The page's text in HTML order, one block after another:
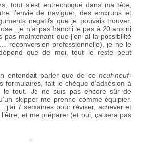
tout s’est entrechoqué dans ma tête,
l’envie de naviguer, des embruns et
négatifs que je pouvais trouver.
: je n’ai pas franchi le pas à 20 ans ni
maintenant que j’en ai la possibilité
reconversion professionnelle), je ne le
que de moi, tout le reste peut
entendait parler que de ceneuf-neuf-
formulaires, fait le chèque d’adhésion à
le tout. Je ne suis pas encore sûr de
skipper me prenne comme équipier.
j’ai 7 semaines pour réviser, achever et
et me préparer (et oui, ça sera pas